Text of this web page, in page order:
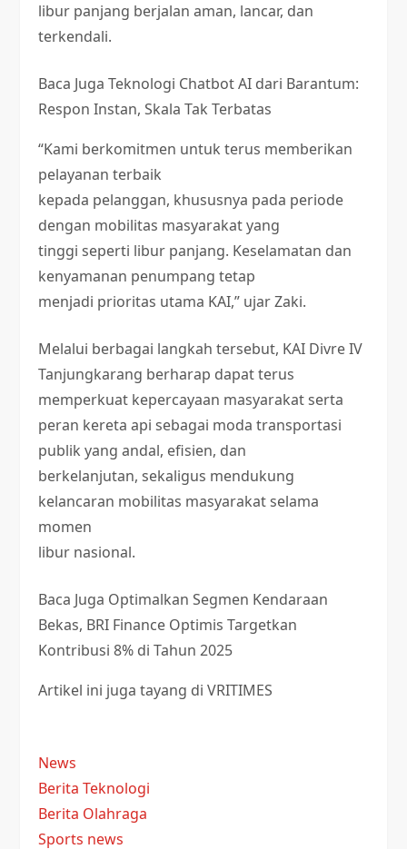
libur panjang berjalan aman, lancar, dan
terkendali.
Baca Juga Teknologi Chatbot AI dari Barantum:
Respon Instan, Skala Tak Terbatas
“Kami berkomitmen untuk terus memberikan
pelayanan terbaik
kepada pelanggan, khususnya pada periode
dengan mobilitas masyarakat yang
tinggi seperti libur panjang. Keselamatan dan
kenyamanan penumpang tetap
menjadi prioritas utama KAI,” ujar Zaki.
Melalui berbagai langkah tersebut, KAI Divre IV
Tanjungkarang berharap dapat terus
memperkuat kepercayaan masyarakat serta
peran kereta api sebagai moda transportasi
publik yang andal, efisien, dan
berkelanjutan, sekaligus mendukung
kelancaran mobilitas masyarakat selama
momen
libur nasional.
Baca Juga Optimalkan Segmen Kendaraan
Bekas, BRI Finance Optimis Targetkan
Kontribusi 8% di Tahun 2025
Artikel ini juga tayang di VRITIMES
News
Berita Teknologi
Berita Olahraga
Sports news